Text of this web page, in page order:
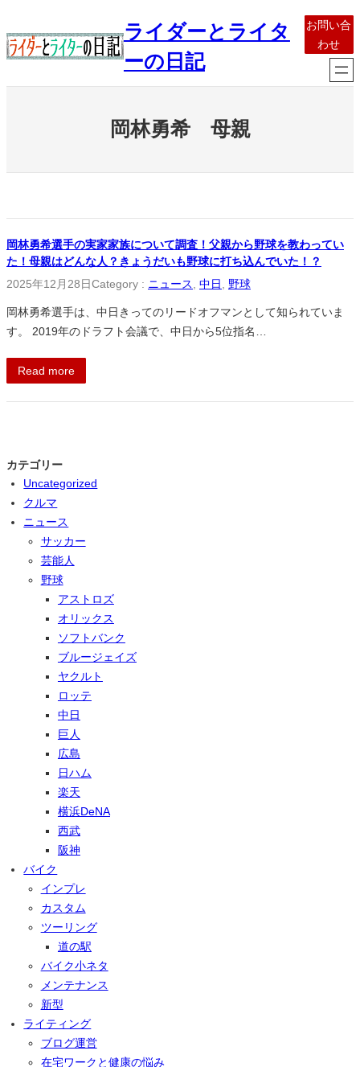
容
を
ライダーとライタ
ーの日記
お問い合
わせ
岡林勇希 母親
岡林勇希選手の実家家族について調査！父親から野球を教わってい
た！母親はどんな人？きょうだいも野球に打ち込んでいた！？
2025年12月28日Category : ニュース 中日 野球
岡林勇希選手は、中日きってのリードオフマンとして知られていま
す。 2019年のドラフト会議で、中日から5位指名…
Read more
カテゴリー
Uncategorized
クルマ
ニュース
サッカー
芸能人
野球
アストロズ
オリックス
ソフトバンク
ブルージェイズ
ヤクルト
ロッテ
中日
巨人
広島
日ハム
楽天
横浜DeNA
西武
阪神
バイク
インプレ
カスタム
ツーリング
道の駅
バイク小ネタ
メンテナンス
新型
ライティング
ブログ運営
在宅ワークと健康の悩み